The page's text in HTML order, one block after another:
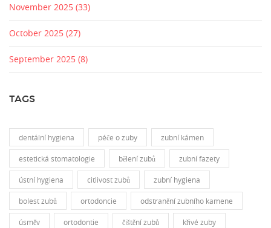
November 2025 (33)
October 2025 (27)
September 2025 (8)
TAGS
dentální hygiena péče o zuby zubní kámen
estetická stomatologie bělení zubů zubní fazety
ústní hygiena citlivost zubů zubní hygiena
bolest zubů ortodoncie odstranění zubního kamene
úsměv ortodontie čištění zubů křivé zuby